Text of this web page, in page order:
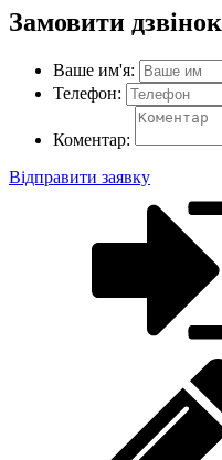
Замовити дзвінок
Ваше им'я:
Телефон:
Коментар:
Відправити заявку